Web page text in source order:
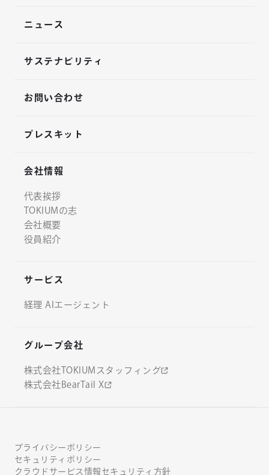
ニュース
サステナビリティ
お問い合わせ
プレスキット
会社情報
代表挨拶
TOKIUMの志
会社概要
役員紹介
サービス
経理 AIエージェント
グループ会社
株式会社TOKIUMスタッフィング
株式会社BearTail X
プライバシーポリシー
セキュリティポリシー
クラウドサービス情報セキュリティ方針